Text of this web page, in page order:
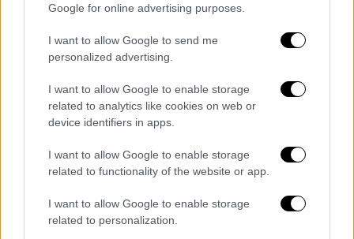
Google for online advertising purposes.
I want to allow Google to send me
personalized advertising.
I want to allow Google to enable storage
related to analytics like cookies on web or
device identifiers in apps.
I want to allow Google to enable storage
related to functionality of the website or app.
I want to allow Google to enable storage
related to personalization.
Η εισαγγελία ολοκλήρωσε την έρευνά της
τον περασμένο Οκτώβριο και αναφέρει ότι
προώθηση των συγκεκριμένων προϊόντων
βασίστηκε σε επικοινωνιακή στρατηγική που
παραπλανούσε τους καταναλωτές ως προς
τη σύνδεση των αγορών με φιλανθρωπικές
σημαντικό οικονομικό όφελος από τις δύο
διαφημιστικές εκστρατείες, ενώ το
συνολικό κέρδος που προέκυψε
υπολογίζεται πως ξεπερνά τα 2 εκατομμύρια